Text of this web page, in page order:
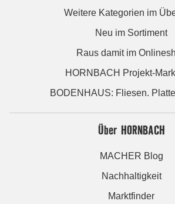
Weitere Kategorien im
Neu im Sortiment
Raus damit im
HORNBACH Projekt-
BODENHAUS: Fliesen.
Über HORNBACH
MACHER Blog
Nachhaltigkeit
Marktfinder